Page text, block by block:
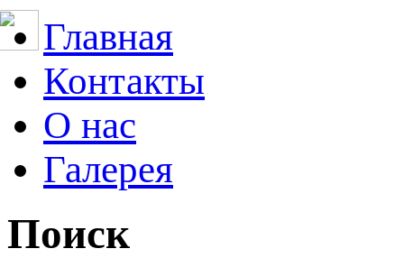
Главная
Контакты
О нас
Галерея
Поиск